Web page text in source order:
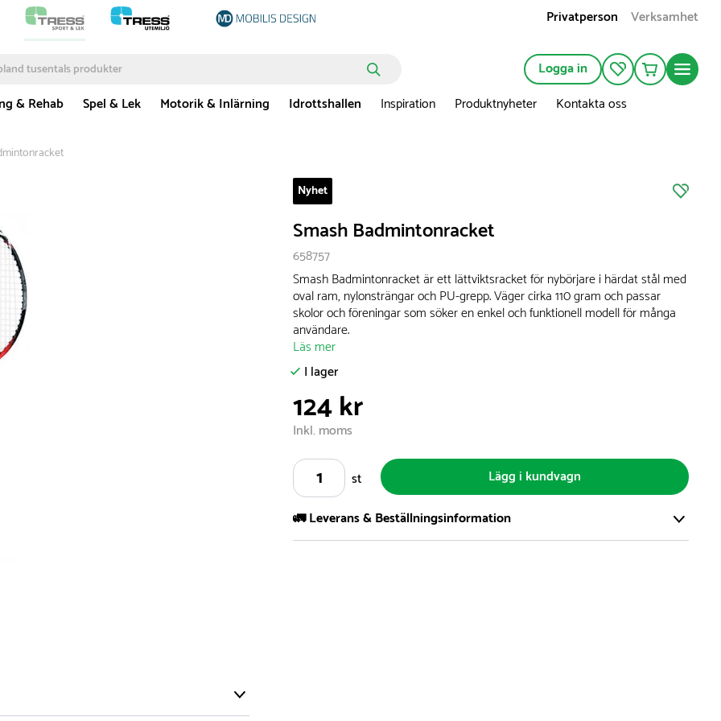
Privatperson Verksamhet
Logga in
& Rehab Spel & Lek Motorik & Inlärning Idrottshallen Inspiration Produktnyheter Kontakta oss
Nyhet
Smash Badmintonracket
658757
Smash Badmintonracket är ett lättviktsracket för nybörjare i härdat stål med
oval ram, nylonsträngar och PU-grepp. Väger cirka 110 gram och passar
skolor och föreningar som söker en enkel och funktionell modell för många
användare.
Läs mer
I lager
124 kr
Inkl. moms
st
Lägg i kundvagn
🚛 Leverans & Beställningsinformation